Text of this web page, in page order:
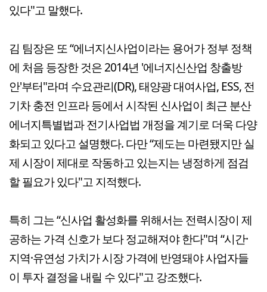
있다"고 말했다.
김 팀장은 또 “에너지신사업이라는 용어가 정부 정책
에 처음 등장한 것은 2014년 '에너지신산업 창출방
안'부터"라며 수요관리(DR), 태양광 대여사업, ESS, 전
기차 충전 인프라 등에서 시작된 신사업이 최근 분산
에너지특별법과 전기사업법 개정을 계기로 더욱 다양
화되고 있다고 설명했다. 다만 “제도는 마련됐지만 실
제 시장이 제대로 작동하고 있는지는 냉정하게 점검
할 필요가 있다"고 지적했다.
특히 그는 “신사업 활성화를 위해서는 전력시장이 제
공하는 가격 신호가 보다 정교해져야 한다"며 “시간·
지역·유연성 가치가 시장 가격에 반영돼야 사업자들
이 투자 결정을 내릴 수 있다"고 강조했다.